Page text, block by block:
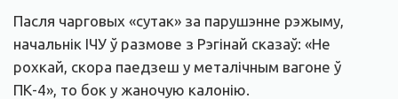
Пасля чарговых «сутак» за парушэнне рэжыму,
начальнік ІЧУ ў размове з Рэгінай сказаў: «Не
рохкай, скора паедзеш у металічным вагоне ў
ПК-4», то бок у жаночую калонію.